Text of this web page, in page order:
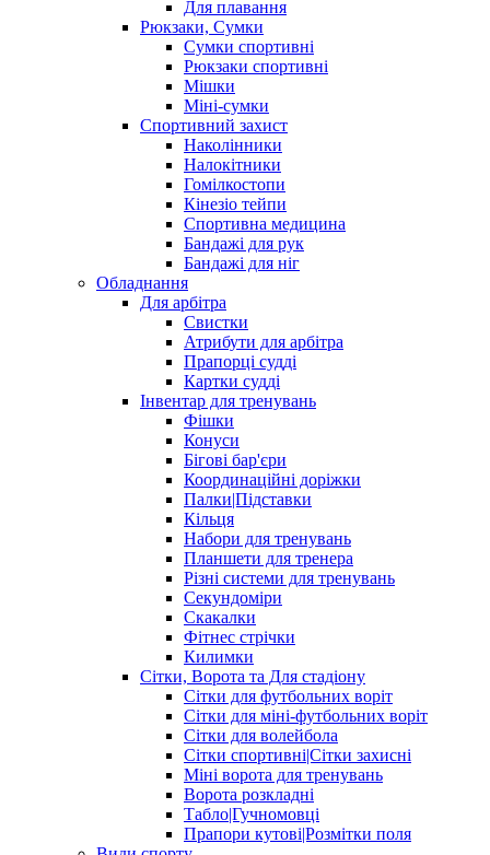
Для плавання
Рюкзаки, Сумки
Сумки спортивні
Рюкзаки спортивні
Мішки
Міні-сумки
Спортивний захист
Наколінники
Налокітники
Гомілкостопи
Кінезіо тейпи
Спортивна медицина
Бандажі для рук
Бандажі для ніг
Обладнання
Для арбітра
Свистки
Атрибути для арбітра
Прапорці судді
Картки судді
Інвентар для тренувань
Фішки
Конуси
Бігові бар'єри
Координаційні доріжки
Палки|Підставки
Кільця
Набори для тренувань
Планшети для тренера
Різні системи для тренувань
Секундоміри
Скакалки
Фітнес стрічки
Килимки
Сітки, Ворота та Для стадіону
Сітки для футбольних воріт
Сітки для міні-футбольних воріт
Сітки для волейбола
Сітки спортивні|Cітки захисні
Міні ворота для тренувань
Ворота розкладні
Табло|Гучномовці
Прапори кутові|Розмітки поля